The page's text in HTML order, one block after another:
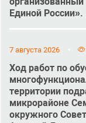
Единой России».
7 августа 2026
Ход работ по
территории
микрорайоне
окружного